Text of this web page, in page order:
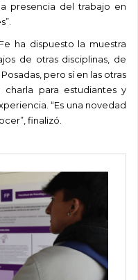
presencia del trabajo en
ha dispuesto la muestra
de otras disciplinas, de
pero sí en las otras
para estudiantes y
“Es una novedad
finalizó.